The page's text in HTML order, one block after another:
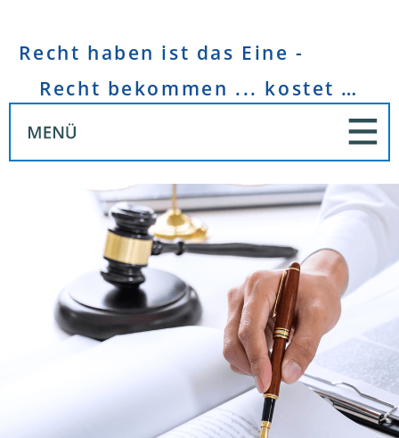
Recht haben ist das Eine -
Recht bekommen ... kostet Geld!